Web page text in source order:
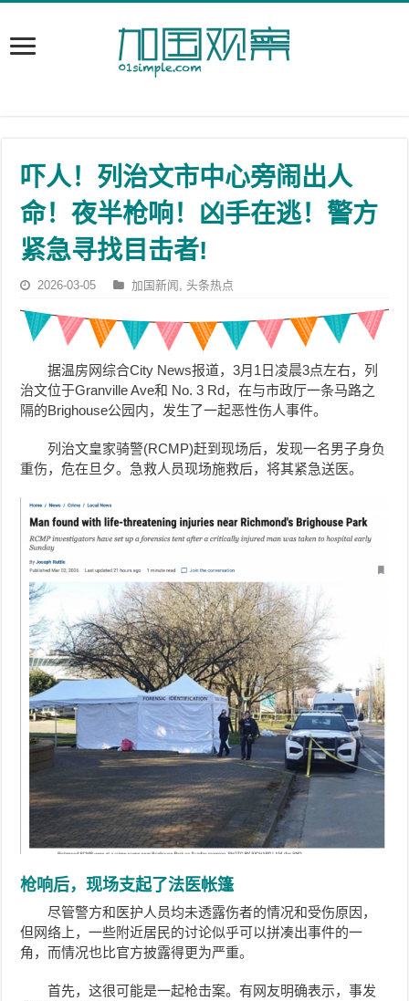
吓人！列治文市中心旁闹出人
命！夜半枪响！凶手在逃！警方
紧急寻找目击者!
2026-03-05 加国新闻 ,头条热点
据温房网综合City News报道，3月1日凌晨3点左右，列
治文位于Granville Ave和 No. 3 Rd，在与市政厅一条马路之
隔的Brighouse公园内，发生了一起恶性伤人事件。
列治文皇家骑警(RCMP)赶到现场后，发现一名男子身负
重伤，危在旦夕。 急救人员现场施救后，将其紧急送医。
枪响后，现场支起了法医帐篷
尽管警方和医护人员均未透露伤者的情况和受伤原因，
但网络上，一些附近居民的讨论似乎可以拼凑出事件的一
角，而情况也比官方披露得更为严重。
首先，这很可能是一起枪击案。有网友明确表示，事发